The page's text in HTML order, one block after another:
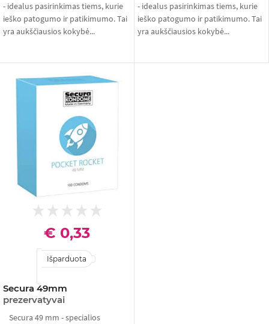
- idealus pasirinkimas tiems, kurie
ieško patogumo ir patikimumo. Tai
yra aukščiausios kokybė...
- idealus pasirinkimas tiems, kurie
ieško patogumo ir patikimumo. Tai
yra aukščiausios kokybė...
Secura 49mm
prezervatyvai
€ 0,33
Išparduota
Secura 49 mm - specialios